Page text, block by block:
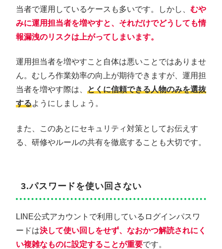
当者で運用しているケースも多いです。しかし、 むや
みに運用担当者を増やすと、それだけでどうしても情
報漏洩のリスクは上がってしまいます。
運用担当者を増やすこと自体は悪いことではありませ
ん。むしろ作業効率の向上が期待できますが、運用担
当者を増やす際は、 とくに信頼できる人物のみを選抜
するようにしましょう。
また、このあとにセキュリティ対策としてお伝えす
る、研修やルールの共有を徹底することも大切です。
3.パスワードを使い回さない
LINE公式アカウントで利用しているログインパスワ
ードは決して使い回しをせず、なおかつ解読されにく
い複雑なものに設定することが重要です。